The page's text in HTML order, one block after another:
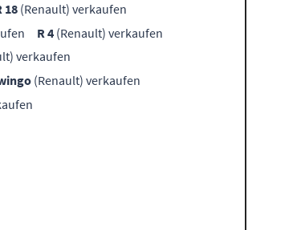
18 (Renault) verkaufen
R 4 (Renault) verkaufen
verkaufen
(Renault) verkaufen